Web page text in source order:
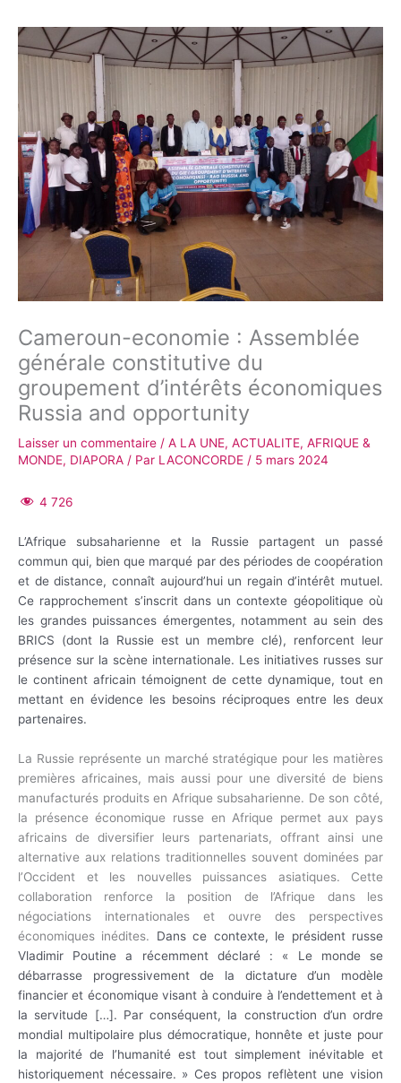
Cameroun-economie : Assemblée
générale constitutive du
groupement d’intérêts économiques
Russia and opportunity
Laisser un commentaire / A LA UNE, ACTUALITE, AFRIQUE &
MONDE, DIAPORA / Par LACONCORDE / 5 mars 2024
4 726
L’Afrique subsaharienne et la Russie partagent un passé
commun qui, bien que marqué par des périodes de coopération
et de distance, connaît aujourd’hui un regain d’intérêt mutuel.
Ce rapprochement s’inscrit dans un contexte géopolitique où
les grandes puissances émergentes, notamment au sein des
BRICS (dont la Russie est un membre clé), renforcent leur
présence sur la scène internationale. Les initiatives russes sur
le continent africain témoignent de cette dynamique, tout en
mettant en évidence les besoins réciproques entre les deux
partenaires.
La Russie représente un marché stratégique pour les matières
premières africaines, mais aussi pour une diversité de biens
manufacturés produits en Afrique subsaharienne. De son côté,
la présence économique russe en Afrique permet aux pays
africains de diversifier leurs partenariats, offrant ainsi une
alternative aux relations traditionnelles souvent dominées par
l’Occident et les nouvelles puissances asiatiques. Cette
collaboration renforce la position de l’Afrique dans les
négociations internationales et ouvre des perspectives
économiques inédites. Dans ce contexte, le président russe
Vladimir Poutine a récemment déclaré : « Le monde se
débarrasse progressivement de la dictature d’un modèle
financier et économique visant à conduire à l’endettement et à
la servitude […]. Par conséquent, la construction d’un ordre
mondial multipolaire plus démocratique, honnête et juste pour
la majorité de l’humanité est tout simplement inévitable et
historiquement nécessaire. » Ces propos reflètent une vision